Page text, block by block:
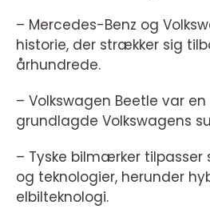
– Mercedes-Benz og
historie, der strækker sig
århundrede.
– Volkswagen Beetle var
grundlagde Volkswagens
– Tyske bilmærker
og teknologier, herunder
elbilteknologi.